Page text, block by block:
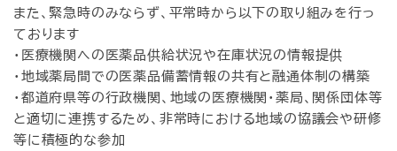
また、緊急時のみならず、平常時から以下の取り組みを行っ
ております
・医療機関への医薬品供給状況や在庫状況の情報提供
・地域薬局間での医薬品備蓄情報の共有と融通体制の構築
・都道府県等の行政機関、地域の医療機関・薬局、関係団体等
と適切に連携するため、非常時における地域の協議会や研修
等に積極的な参加